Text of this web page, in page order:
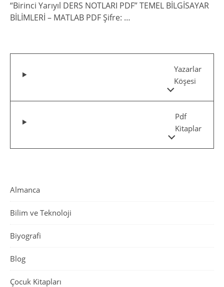
“Birinci Yarıyıl DERS NOTLARI PDF” TEMEL BİLGİSAYAR
BİLİMLERİ – MATLAB PDF Şifre: …
Yazarlar
Köşesi
Pdf
Kitaplar
Almanca
Bilim ve Teknoloji
Biyografi
Blog
Çocuk Kitapları